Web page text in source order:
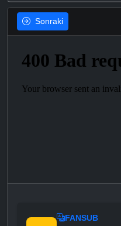
Sonraki
FANSUB